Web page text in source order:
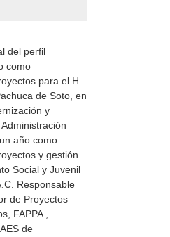
del perfil
como
para el H.
de Soto, en
y
año como
y gestión
Social y Juvenil
Responsable
de Proyectos
FAPPA ,
de